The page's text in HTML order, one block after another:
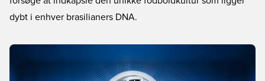
dybt i enhver brasilianers DNA.